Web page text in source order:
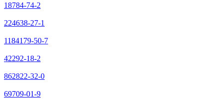
18784-74-2
224638-27-1
1184179-50-7
42292-18-2
862822-32-0
69709-01-9